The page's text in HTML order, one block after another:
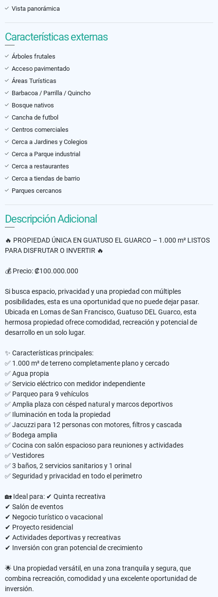
Vista panorámica
Características externas
Árboles frutales
Acceso pavimentado
Áreas Turísticas
Barbacoa / Parrilla / Quincho
Bosque nativos
Cancha de futbol
Centros comerciales
Cerca a Jardines y Colegios
Cerca a Parque industrial
Cerca a restaurantes
Cerca a tiendas de barrio
Parques cercanos
Descripción Adicional
🔥 PROPIEDAD ÚNICA EN GUATUSO EL GUARCO – 1.000 m² LISTOS
PARA DISFRUTAR O INVERTIR 🔥
💰 Precio: ₡100.000.000
Si busca espacio, privacidad y una propiedad con múltiples
posibilidades, esta es una oportunidad que no puede dejar pasar.
Ubicada en Lomas de San Francisco, Guatuso DEL Guarco, esta
hermosa propiedad ofrece comodidad, recreación y potencial de
desarrollo en un solo lugar.
✨ Características principales:
✅ 1.000 m² de terreno completamente plano y cercado
✅ Agua propia
✅ Servicio eléctrico con medidor independiente
✅ Parqueo para 9 vehículos
✅ Amplia plaza con césped natural y marcos deportivos
✅ Iluminación en toda la propiedad
✅ Jacuzzi para 12 personas con motores, filtros y cascada
✅ Bodega amplia
✅ Cocina con salón espacioso para reuniones y actividades
✅ Vestidores
✅ 3 baños, 2 servicios sanitarios y 1 orinal
✅ Seguridad y privacidad en todo el perímetro
🏡 Ideal para: ✔ Quinta recreativa
✔ Salón de eventos
✔ Negocio turístico o vacacional
✔ Proyecto residencial
✔ Actividades deportivas y recreativas
✔ Inversión con gran potencial de crecimiento
🌟 Una propiedad versátil, en una zona tranquila y segura, que
combina recreación, comodidad y una excelente oportunidad de
inversión.